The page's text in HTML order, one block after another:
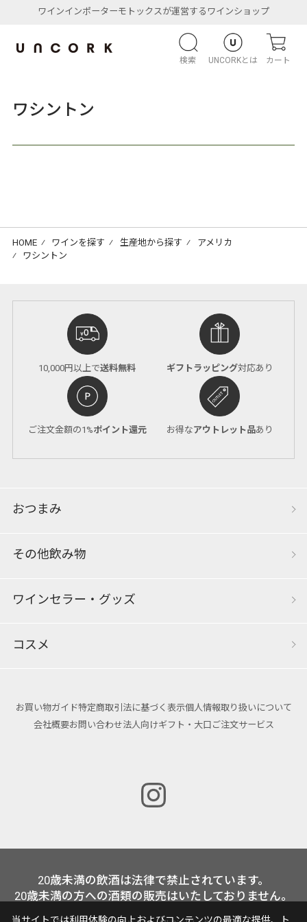
ワインインポーターモトックスが運営するワインショップ
検索 UNCORKとは カート
ワシントン
HOME ⁄ ワインを探す ⁄ 生産地から探す ⁄ アメリカ
⁄ ワシントン
10,000円以上で送料無料 ギフトラッピング対応あり
ご注文金額の1%ポイント還元 お得なアウトレット品あり
おつまみ
その他飲み物
ワインセラー・グッズ
コスメ
お買い物ガイド特定商取引法に基づく表示個人情報取り扱いについて
会社概要お問い合わせ法人向けギフト・大口ご注文サービス
20歳未満の飲酒は法律で禁止されています。
20歳未満の方への酒類の販売はいたしておりません。